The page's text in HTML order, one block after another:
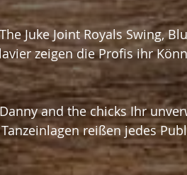
Juke Joint Royals Swing,
zeigen die Profis ihr
and the chicks Ihr
reißen jedes